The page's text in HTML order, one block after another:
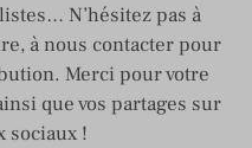
N’hésitez pas à
à nous contacter pour
Merci pour votre
que vos partages sur
sociaux !